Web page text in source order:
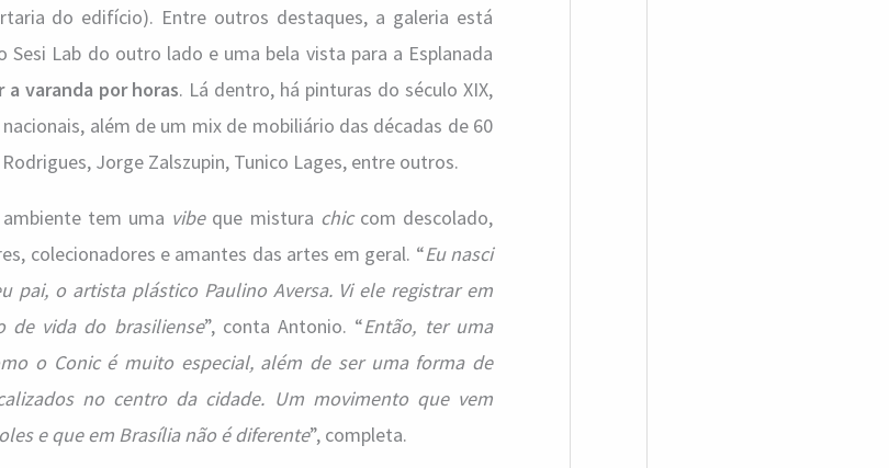
do edifício). Entre outros destaques, a galeria está
Lab do outro lado e uma bela vista para a Esplanada
a varanda por horas. Lá dentro, há pinturas do século XIX,
além de um mix de mobiliário das décadas de 60
Jorge Zalszupin, Tunico Lages, entre outros.
tem uma vibeque mistura chiccom descolado,
colecionadores e amantes das artes em geral. “Eu nasci
pai, o artista plástico Paulino Aversa. Vi ele registrar em
de vida do brasiliense”, conta Antonio. “Então, ter uma
o Conic é muito especial, além de ser uma forma de
no centro da cidade. Um movimento que vem
e que em Brasília não é diferente”, completa.